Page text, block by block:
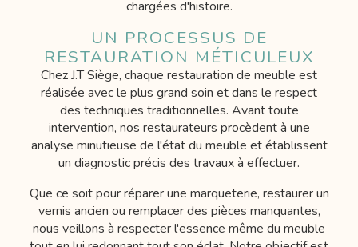
chargées d'histoire.
UN PROCESSUS DE
RESTAURATION MÉTICULEUX
Chez J.T Siège, chaque restauration de meuble est
réalisée avec le plus grand soin et dans le respect
des techniques traditionnelles. Avant toute
intervention, nos restaurateurs procèdent à une
analyse minutieuse de l'état du meuble et établissent
un diagnostic précis des travaux à effectuer.
Que ce soit pour réparer une marqueterie, restaurer un
vernis ancien ou remplacer des pièces manquantes,
nous veillons à respecter l'essence même du meuble